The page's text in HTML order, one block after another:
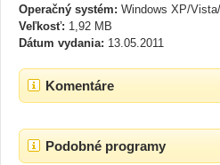
Operačný systém: Windows XP/
Veľkosť: 1,92 MB
Dátum vydania: 13.05.2011
Komentáre
Podobné programy